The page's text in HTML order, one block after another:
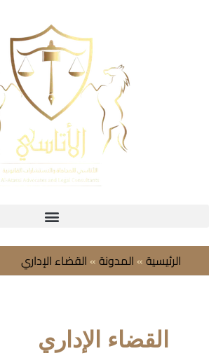
الرئيسية» المدونة» القضاء الإداري
القضاء الإداري